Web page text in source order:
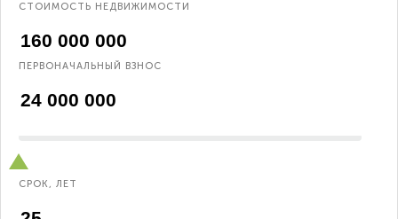
СТОИМОСТЬ НЕДВИЖИМОСТИ
ПЕРВОНАЧАЛЬНЫЙ ВЗНОС
СРОК, ЛЕТ